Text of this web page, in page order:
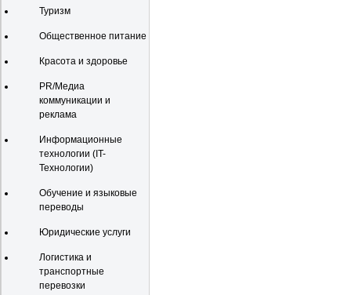
Туризм
Общественное питание
Красота и здоровье
PR/Медиа
коммуникации и
реклама
Информационные
технологии (IT-
Технологии)
Обучение и языковые
переводы
Юридические услуги
Логистика и
транспортные
перевозки